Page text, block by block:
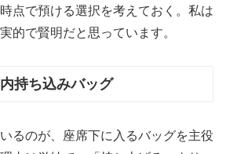
点で預ける選択を考えておく。私は
的で賢明だと思っています。
持ち込みバッグ
るのが、座席下に入るバッグを主役